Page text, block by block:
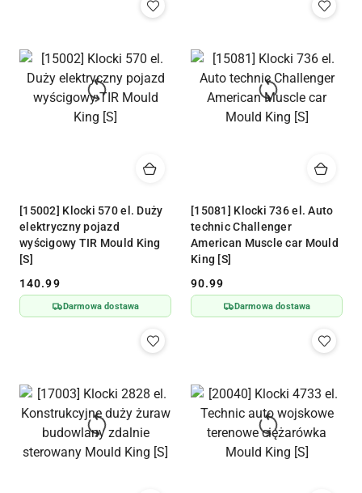
[15002] Klocki 570 el. Duży
elektryczny pojazd
wyścigowy TIR Mould King
[S]
Cena:
140.99
Darmowa dostawa
[15081] Klocki 736 el. Auto
technic Challenger
American Muscle car Mould
King [S]
Cena:
90.99
Darmowa dostawa